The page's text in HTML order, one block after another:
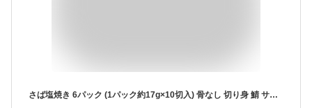
さば塩焼き 6パック (1パック約17g×10切入) 骨なし 切り身 鯖 サバ 焼きサバ 焼き鯖 焼き魚 焼魚 冷凍食品 魚 冷凍 調理済み お徳用 業務用 お弁当 おかず 送料無料 魚真